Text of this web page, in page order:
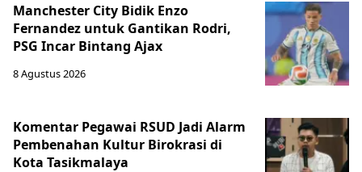
Manchester City Bidik Enzo
Fernandez untuk Gantikan Rodri,
PSG Incar Bintang Ajax
8 Agustus 2026
Komentar Pegawai RSUD Jadi Alarm
Pembenahan Kultur Birokrasi di
Kota Tasikmalaya